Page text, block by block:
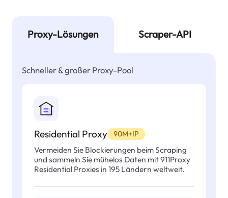
Proxy-Lösungen Scraper-API
Schneller & großer Proxy-Pool
Residential Proxy 90M+IP
Vermeiden Sie Blockierungen beim Scraping
und sammeln Sie mühelos Daten mit 911Proxy
Residential Proxies in 195 Ländern weltweit.